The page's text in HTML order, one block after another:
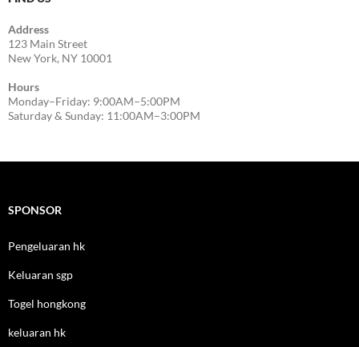
Address
123 Main Street
New York, NY 10001
Hours
Monday–Friday: 9:00AM–5:00PM
Saturday & Sunday: 11:00AM–3:00PM
SPONSOR
Pengeluaran hk
Keluaran sgp
Togel hongkong
keluaran hk